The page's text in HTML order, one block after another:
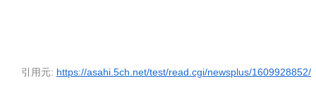
引用元: https://asahi.5ch.net/test/read.cgi/newsplus/1609928852/